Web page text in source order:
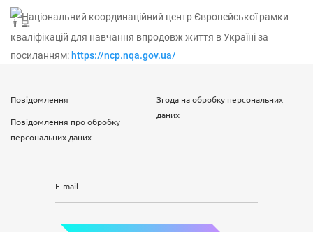
Національний координаційний центр Європейської рамки
кваліфікацій для навчання впродовж життя в Україні за
посиланням: https://ncp.nqa.gov.ua/
Повідомлення
Повідомлення про обробку
персональних даних
Згода на обробку персональних
даних
E-mail